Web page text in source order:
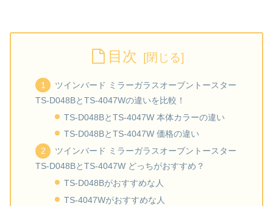
目次
ツインバード ミラーガラスオーブントースター
TS-D048BとTS-4047Wの違いを比較！
TS-D048BとTS-4047W 本体カラーの違い
TS-D048BとTS-4047W 価格の違い
ツインバード ミラーガラスオーブントースター
TS-D048BとTS-4047W どっちがおすすめ？
TS-D048Bがおすすめな人
TS-4047Wがおすすめな人